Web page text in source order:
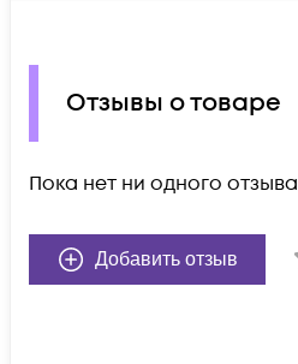
Отзывы о товаре
Пока нет ни одного отзыва
Добавить отзыв